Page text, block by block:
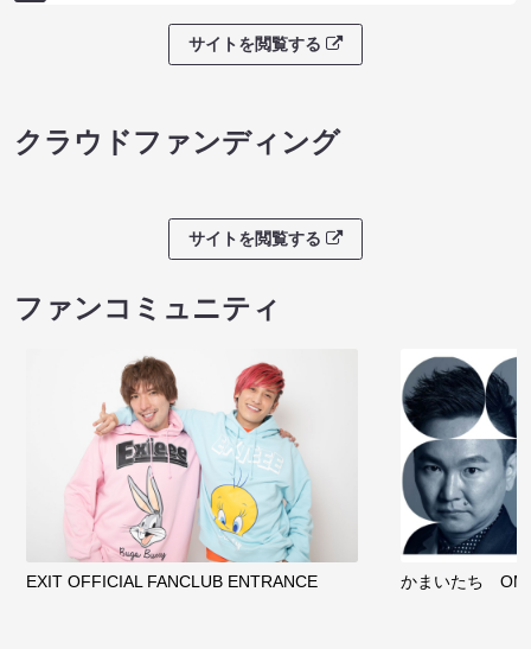
サイトを閲覧する
クラウドファンディング
サイトを閲覧する
ファンコミュニティ
EXIT OFFICIAL FANCLUB ENTRANCE かまいたち